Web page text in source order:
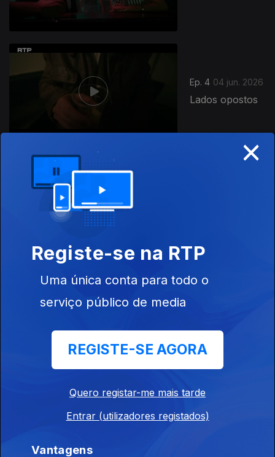
Ep. 4 04 jun. 2026
Lados opostos
929421
Este conteúdo faz parte de RTP Lab
×
Registe-se na RTP
Uma única conta para todo o
serviço público de media
REGISTE-SE AGORA
Quero registar-me mais tarde
Entrar (utilizadores registados)
Vantagens